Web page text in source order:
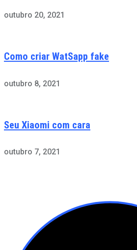
outubro 20, 2021
Como criar WatSapp fake
outubro 8, 2021
Seu Xiaomi com cara
outubro 7, 2021